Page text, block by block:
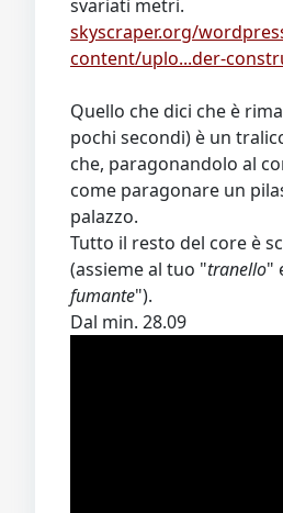
svariati metri.
skyscraper.org/
content/uplo...der-
Quello che dici che è
pochi secondi) è un
che, paragonandolo al
come paragonare un
palazzo.
Tutto il resto del core è
(assieme al tuo "tranello"
fumante").
Dal min. 28.09